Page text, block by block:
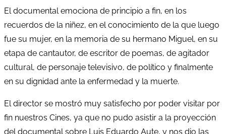
El documental emociona de principio a fin, en los
recuerdos de la niñez, en el conocimiento de la que luego
fue su mujer, en la memoria de su hermano Miguel, en su
etapa de cantautor, de escritor de poemas, de agitador
cultural, de personaje televisivo, de político y finalmente
en su dignidad ante la enfermedad y la muerte.
El director se mostró muy satisfecho por poder visitar por
fin nuestros Cines, ya que no pudo asistir a la proyección
del documental sobre Luis Eduardo Aute, y nos dio las